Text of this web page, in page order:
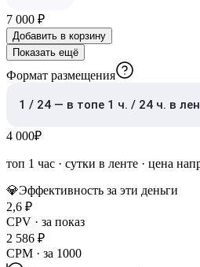
7 000 ₽
Добавить в корзину
Показать ещё
Формат размещения
1 / 24 — в топе 1 ч. / 24 ч. в
4 000₽
топ 1 час · сутки в ленте · цена
💎Эффективность за эти деньги
2,6 ₽
CPV · за показ
2 586 ₽
CPM · за 1000